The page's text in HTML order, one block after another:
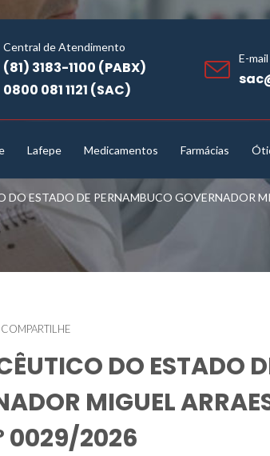
Central de Atendimento
(81) 3183-1100 (PABX)
0800 081 1121 (SAC)
E-mail
Lafepe Medicamentos Farmácias
ESTADO DE PERNAMBUCO GOVERNADOR
COMPARTILHE
DO ESTADO
MIGUEL
0029/2026